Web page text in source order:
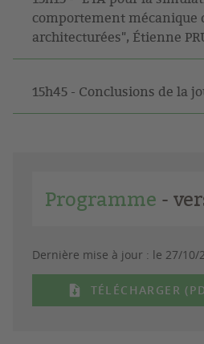
comportement mécanique
architecturées", Étienne
15h45 - Conclusions de la
Programme -
Dernière mise à jour : le 27/10/
TÉLÉCHARGER